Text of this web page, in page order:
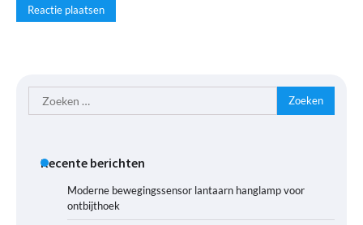
Zoeken
naar:
Recente berichten
Moderne bewegingssensor lantaarn hanglamp voor
ontbijthoek